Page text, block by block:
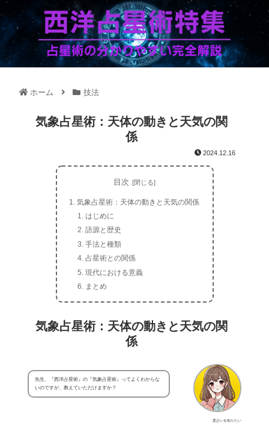
ホーム 技法
気象占星術：天体の動きと天気の関
係
2024.12.16
目次
気象占星術：天体の動きと天気の関係
はじめに
語源と歴史
手法と種類
占星術との関係
現代における意義
まとめ
気象占星術：天体の動きと天気の関
係
星占いを知りたい
先生、『西洋占星術』の『気象占星術』ってよくわからな
いのですが、教えていただけますか？